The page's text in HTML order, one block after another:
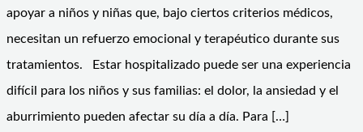
apoyar a niños y niñas que, bajo ciertos criterios médicos,
necesitan un refuerzo emocional y terapéutico durante sus
tratamientos. Estar hospitalizado puede ser una experiencia
difícil para los niños y sus familias: el dolor, la ansiedad y el
aburrimiento pueden afectar su día a día. Para […]